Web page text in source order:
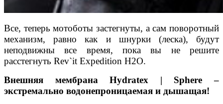
Все, теперь мотоботы застегнуты, а сам поворотный
механизм, равно как и шнурки (леска), будут
неподвижны все время, пока вы не решите
расстегнуть Rev`it Expedition H2O.
Внешняя мембранаHydratex | Sphere –
экстремально водонепроницаемая и дышащая!